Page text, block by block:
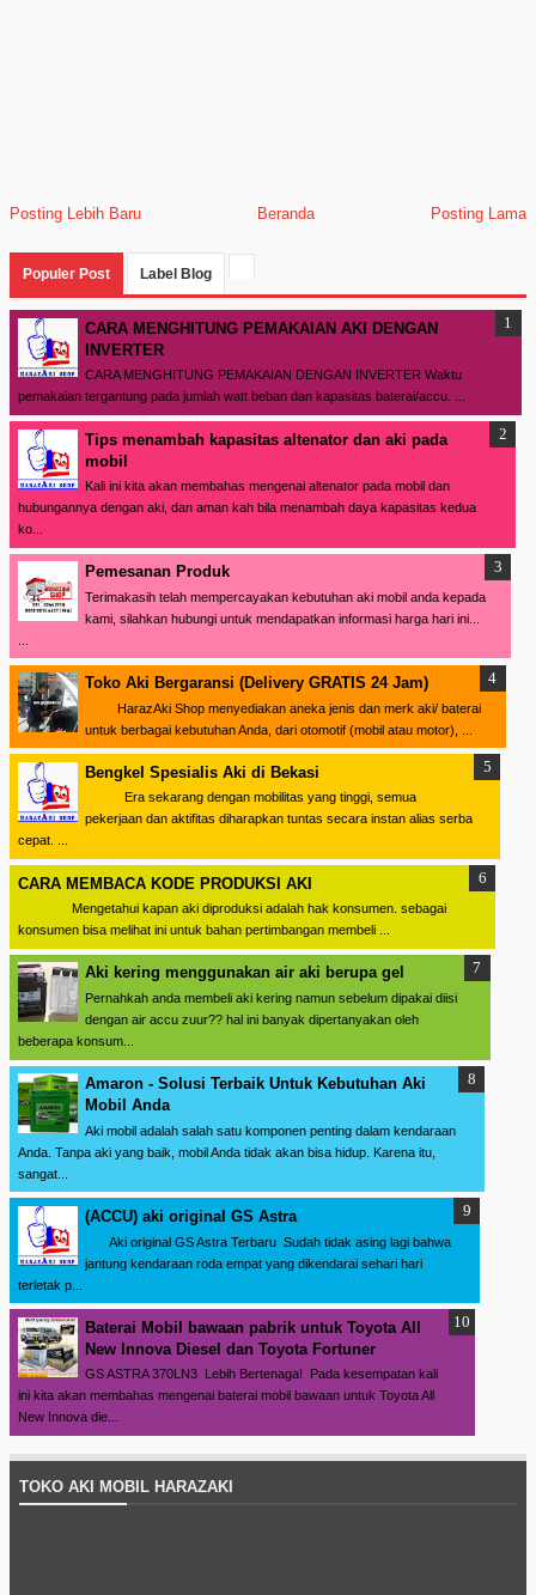
Posting Lebih Baru Posting Lama
Beranda
Populer Post Label Blog
CARA MENGHITUNG PEMAKAIAN AKI DENGAN
INVERTER
CARA MENGHITUNG PEMAKAIAN DENGAN INVERTER Waktu
pemakaian tergantung pada jumlah watt beban dan kapasitas baterai/accu. ...
Tips menambah kapasitas altenator dan aki pada
mobil
Kali ini kita akan membahas mengenai altenator pada mobil dan
hubungannya dengan aki, dan aman kah bila menambah daya kapasitas kedua
ko...
Pemesanan Produk
Terimakasih telah mempercayakan kebutuhan aki mobil anda kepada
kami, silahkan hubungi untuk mendapatkan informasi harga hari ini...
Toko Aki Bergaransi (Delivery GRATIS 24 Jam)
HarazAki Shop menyediakan aneka jenis dan merk aki/ baterai
untuk berbagai kebutuhan Anda, dari otomotif (mobil atau motor), ...
Bengkel Spesialis Aki di Bekasi
Era sekarang dengan mobilitas yang tinggi, semua
pekerjaan dan aktifitas diharapkan tuntas secara instan alias serba
cepat. ...
CARA MEMBACA KODE PRODUKSI AKI
Mengetahui kapan aki diproduksi adalah hak konsumen. sebagai
konsumen bisa melihat ini untuk bahan pertimbangan membeli ...
Aki kering menggunakan air aki berupa gel
Pernahkah anda membeli aki kering namun sebelum dipakai diisi
dengan air accu zuur?? hal ini banyak dipertanyakan oleh
beberapa konsum...
Amaron - Solusi Terbaik Untuk Kebutuhan Aki
Mobil Anda
Aki mobil adalah salah satu komponen penting dalam kendaraan
Anda. Tanpa aki yang baik, mobil Anda tidak akan bisa hidup. Karena itu,
sangat...
(ACCU) aki original GS Astra
Aki original GS Astra Terbaru Sudah tidak asing lagi bahwa
jantung kendaraan roda empat yang dikendarai sehari hari
terletak p...
Baterai Mobil bawaan pabrik untuk Toyota All
New Innova Diesel dan Toyota Fortuner
GS ASTRA 370LN3 Lebih Bertenaga! Pada kesempatan kali
ini kita akan membahas mengenai baterai mobil bawaan untuk Toyota All
New Innova die...
TOKO AKI MOBIL HARAZAKI